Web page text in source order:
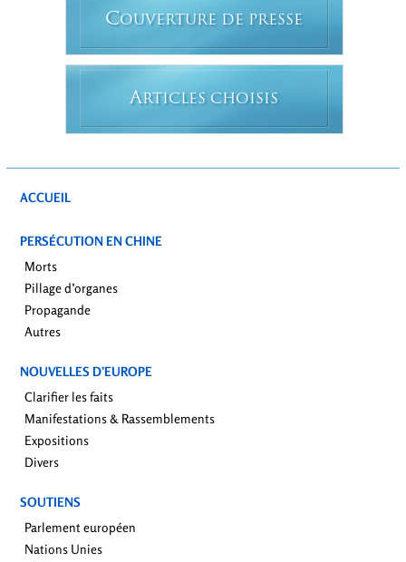
COUVERTURE DE PRESSE
ARTICLES CHOISIS
ACCUEIL
PERSÉCUTION EN CHINE
Morts
Pillage d’organes
Propagande
Autres
NOUVELLES D’EUROPE
Clarifier les faits
Manifestations & Rassemblements
Expositions
Divers
SOUTIENS
Parlement européen
Nations Unies